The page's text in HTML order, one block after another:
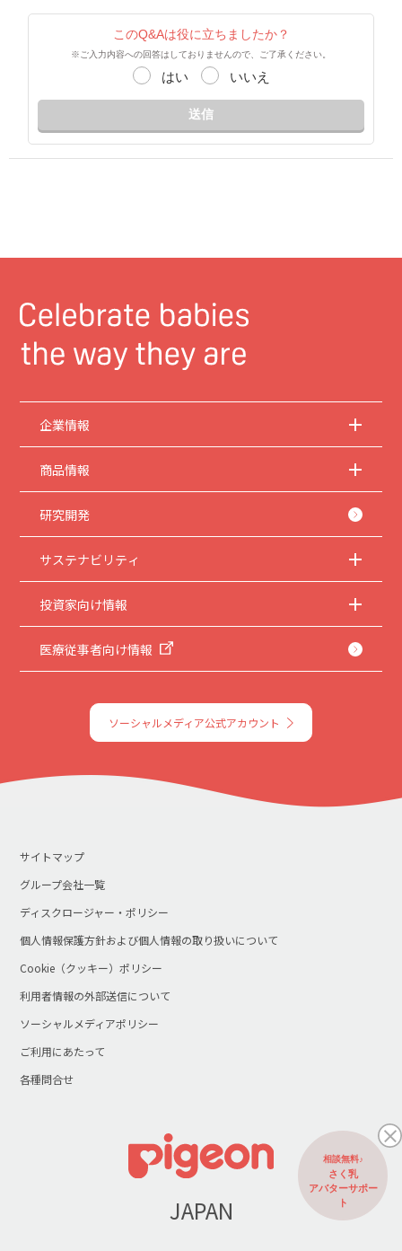
このQ&Aは役に立ちましたか？
※ご入力内容への回答はしておりませんので、ご了承ください。
はい いいえ
送信
企業情報
商品情報
研究開発
サステナビリティ
投資家向け情報
医療従事者向け情報
ソーシャルメディア公式アカウント
サイトマップ
グループ会社一覧
ディスクロージャー・ポリシー
個人情報保護方針および個人情報の取り扱いについて
Cookie（クッキー）ポリシー
利用者情報の外部送信について
ソーシャルメディアポリシー
ご利用にあたって
各種問合せ
JAPAN
相談無料♪
さく乳
アバターサポー
ト